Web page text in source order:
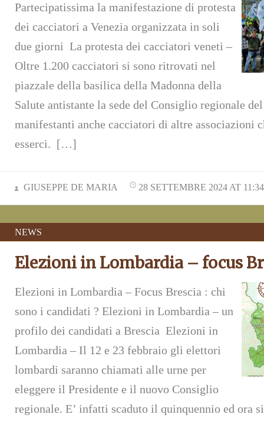
Partecipatissima la manifestazione di protesta
dei cacciatori a Venezia organizzata in soli
due giorni La protesta dei cacciatori veneti –
Oltre 1.200 cacciatori si sono ritrovati nel
piazzale della basilica della Madonna della
Salute antistante la sede del Consiglio regionale
manifestanti anche cacciatori di altre associazioni
esserci. […]
GIUSEPPE DE MARIA 28 SETTEMBRE 2024 AT 11:34
NEWS
Elezioni in Lombardia – focus
Elezioni in Lombardia – Focus Brescia : chi
sono i candidati ? Elezioni in Lombardia – un
profilo dei candidati a Brescia Elezioni in
Lombardia – Il 12 e 23 febbraio gli elettori
lombardi saranno chiamati alle urne per
eleggere il Presidente e il nuovo Consiglio
regionale. E’ infatti scaduto il quinquennio ed ora